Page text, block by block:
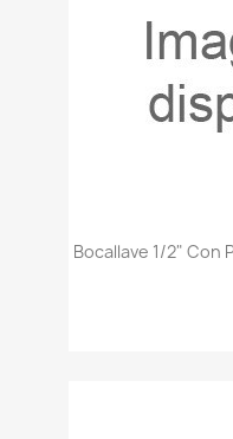
Bocallave 1/2" Con